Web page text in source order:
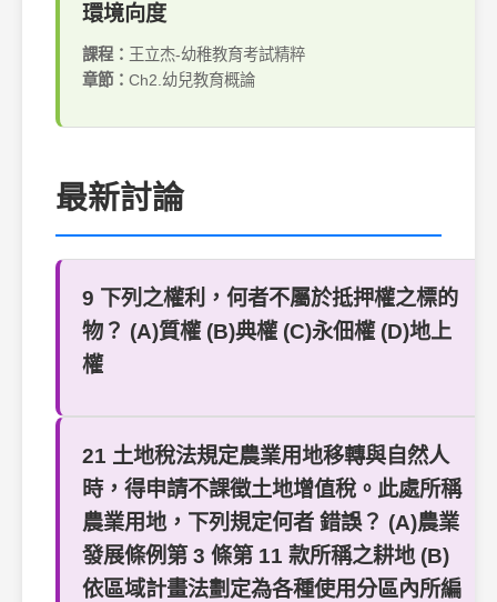
環境向度
課程： 王立杰-幼稚教育考試精粹
章節： Ch2.幼兒教育概論
最新討論
9 下列之權利，何者不屬於抵押權之標的
物？ (A)質權 (B)典權 (C)永佃權 (D)地上
權
21 土地稅法規定農業用地移轉與自然人
時，得申請不課徵土地增值稅。此處所稱
農業用地，下列規定何者 錯誤？ (A)農業
發展條例第 3 條第 11 款所稱之耕地 (B)
依區域計畫法劃定為各種使用分區內所編